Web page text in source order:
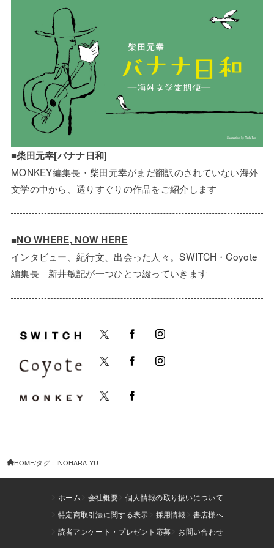
■柴田元幸[バナナ日和]
MONKEY編集長・柴田元幸がまだ翻訳のされていない海外
文学の中から、選りすぐりの作品をご紹介します
■NO WHERE, NOW HERE
インタビュー、紀行文、出会った人々。SWITCH・Coyote
編集長 新井敏記が一つひとつ綴っていきます
HOME タグ : INOHARA YU
ホーム 会社概要
個人情報の取り扱いについて
特定商取引法に関する表示
採用情報
書店様へ
読者アンケート・プレゼント応募
お問い合わせ